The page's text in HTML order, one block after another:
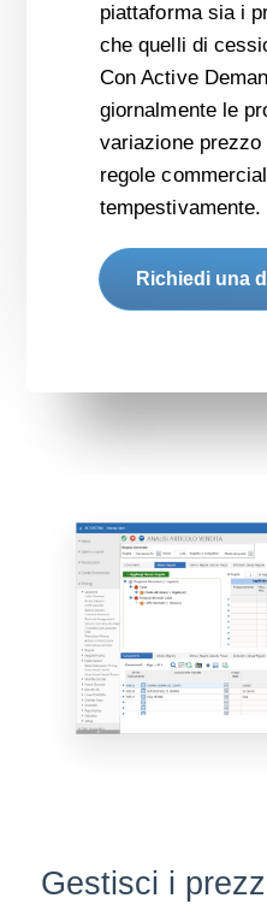
piattaforma sia i
che quelli di
Con Active
giornalmente le
variazione
regole
tempestivamente.
Richiedi una
Gestisci i